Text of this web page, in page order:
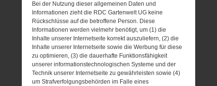
Bei der Nutzung dieser allgemeinen Daten und
Informationen zieht die RDC Gartenwelt UG keine
Rückschlüsse auf die betroffene Person. Diese
Informationen werden vielmehr benötigt, um (1) die
Inhalte unserer Internetseite korrekt auszuliefern, (2) die
Inhalte unserer Internetseite sowie die Werbung für diese
zu optimieren, (3) die dauerhafte Funktionsfähigkeit
unserer informationstechnologischen Systeme und der
Technik unserer Internetseite zu gewährleisten sowie (4)
um Strafverfolgungsbehörden im Falle eines